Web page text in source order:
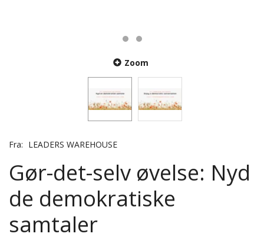
Zoom
Fra: LEADERS WAREHOUSE
Gør-det-selv øvelse: Nyd
de demokratiske
samtaler